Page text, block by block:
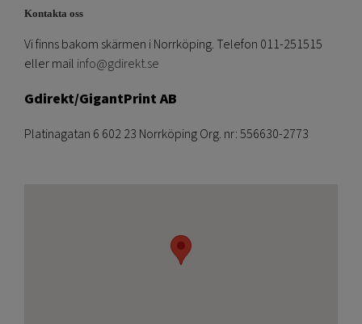
Kontakta oss
Vi finns bakom skärmen i Norrköping. Telefon 011-251515
eller mail info@gdirekt.se
Gdirekt/GigantPrint AB
Platinagatan 6 602 23 Norrköping Org. nr: 556630-2773